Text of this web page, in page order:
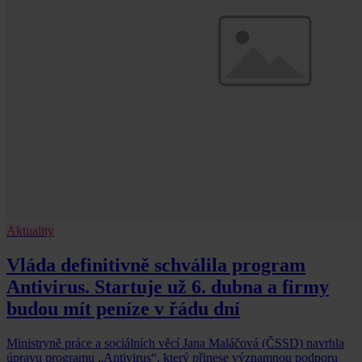
Aktuality
Vláda definitivně schválila program
Antivirus. Startuje už 6. dubna a firmy
budou mít peníze v řádu dní
Ministryně práce a sociálních věcí Jana Maláčová (ČSSD) navrhla
úpravu programu „Antivirus“, který přinese významnou podporu